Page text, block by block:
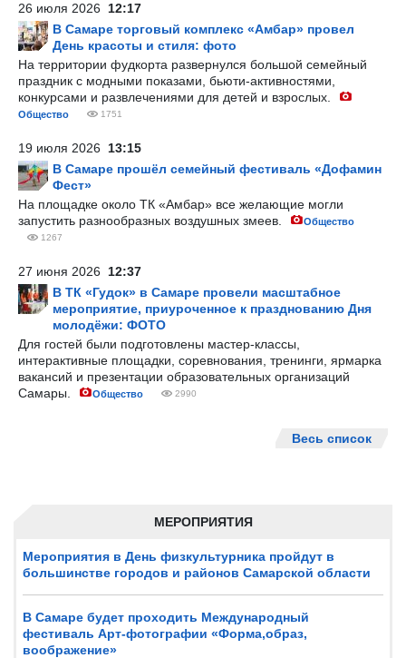
МЕРОПРИЯТИЯ
Мероприятия в День физкультурника пройдут в
большинстве городов и районов Самарской области
В Самаре будет проходить Международный
фестиваль Арт-фотографии «Форма,образ,
воображение»
26 июля 2026 12:17
В Самаре торговый комплекс «Амбар» провел
День красоты и стиля: фото
На территории фудкорта развернулся большой семейный
праздник с модными показами, бьюти-активностями,
конкурсами и развлечениями для детей и взрослых.
Общество 1751
19 июля 2026 13:15
В Самаре прошёл семейный фестиваль «Дофамин
Фест»
На площадке около ТК «Амбар» все желающие могли
запустить разнообразных воздушных змеев.
Общество
1267
27 июня 2026 12:37
В ТК «Гудок» в Самаре провели масштабное
мероприятие, приуроченное к празднованию Дня
молодёжи: ФОТО
Для гостей были подготовлены мастер-классы,
интерактивные площадки, соревнования, тренинги, ярмарка
вакансий и презентации образовательных организаций
Самары.
Общество 2990
Весь список